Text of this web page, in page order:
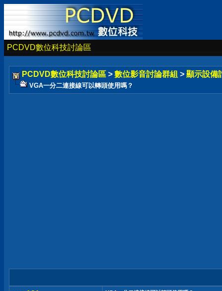
PCDVD數位科技討論區
PCDVD數位科技討論區 > 數位影音討論群組 > 顯示設備
VGA一分二連接線可以轉頭使用嗎？